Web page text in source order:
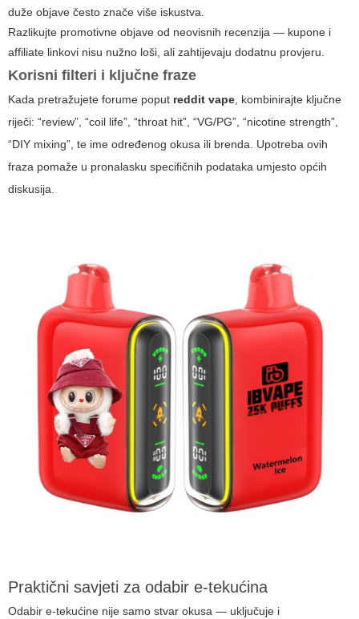
duže objave često znače više iskustva.
Razlikujte promotivne objave od neovisnih recenzija — kupone i
affiliate linkovi nisu nužno loši, ali zahtijevaju dodatnu provjeru.
Korisni filteri i ključne fraze
Kada pretražujete forume poput reddit vape, kombinirajte ključne
riječi: “review”, “coil life”, “throat hit”, “VG/PG”, “nicotine strength”,
“DIY mixing”, te ime određenog okusa ili brenda. Upotreba ovih
fraza pomaže u pronalasku specifičnih podataka umjesto općih
diskusija.
Praktični savjeti za odabir e-tekućina
Odabir e-tekućine nije samo stvar okusa — uključuje i